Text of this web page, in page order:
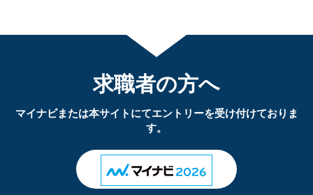
求職者の方へ
マイナビまたは本サイトにてエントリーを受け付けておりま
す。